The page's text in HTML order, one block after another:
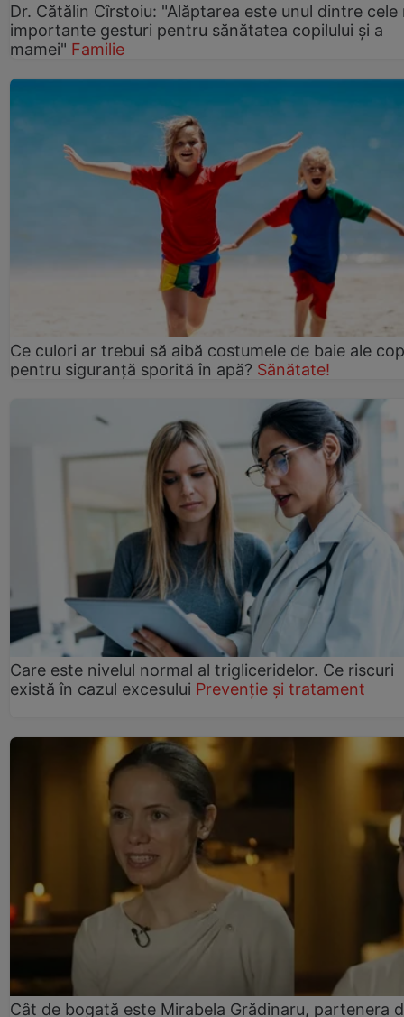
Dr. Cătălin Cîrstoiu: "Alăptarea este unul dintre cele
importante gesturi pentru sănătatea copilului și a
mamei" Familie
Ce culori ar trebui să aibă costumele de baie ale
pentru siguranță sporită în apă? Sănătate!
Care este nivelul normal al trigliceridelor. Ce riscuri
există în cazul excesului Prevenție și tratament
Cât de bogată este Mirabela Grădinaru, partenera